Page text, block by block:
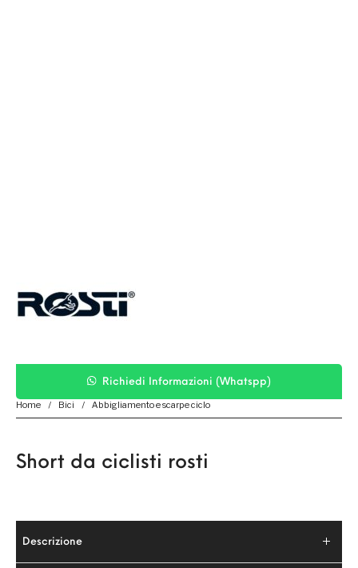
Home / Bici / Abbigliamento e scarpe ciclo
Short da ciclisti rosti
Descrizione
Richiedi Informazioni (Whatspp)